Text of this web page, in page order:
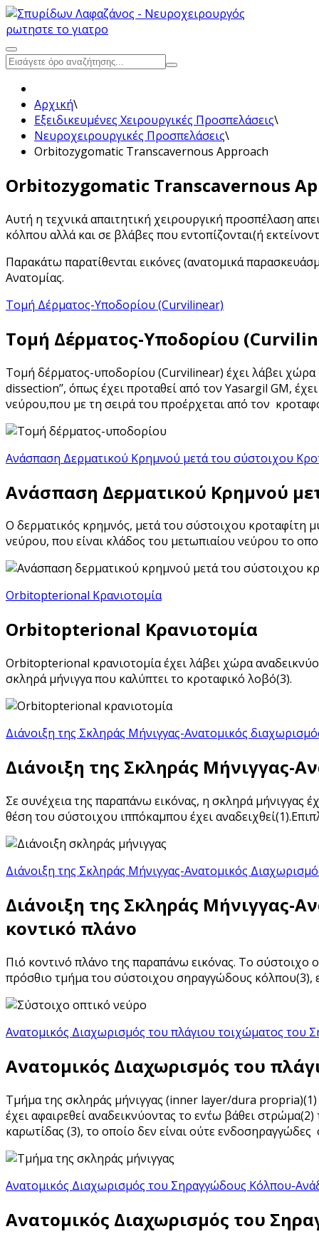
ρωτηστε το γιατρο
Αρχική\
Εξειδικευμένες Χειρουργικές Προσπελάσεις\
Νευροχειρουργικές Προσπελάσεις\
Orbitozygomatic Transcavernous Approach
Orbitozygomatic Transcavernous
Αυτή η τεχνικά απαιτητική χειρουργική προσπέλαση
κόλπου αλλά και σε βλάβες που εντοπίζονται(ή
Παρακάτω παρατίθενται εικόνες (ανατομικά
Ανατομίας.
Τομή Δέρματος-Υποδορίου (Curvilinear)
Τομή Δέρματος-Υποδορίου
Τομή δέρματος-υποδορίου (Curvilinear) έχει λάβει χώρα
dissection’’, όπως έχει προταθεί από τον Yasargil GM,
νεύρου,που με τη σειρά του προέρχεται από τον
Ανάσπαση Δερματικού Κρημνού μετά του σύστοιχου
Ανάσπαση Δερματικού Κρημνού
Ο δερματικός κρημνός, μετά του σύστοιχου κροταφίτη
νεύρου, που είναι κλάδος του μετωπιαίου νεύρου το
Orbitopterional Κρανιοτομία
Orbitopterional Κρανιοτομία
Orbitopterional κρανιοτομία έχει λάβει χώρα
σκληρά μήνιγγα που καλύπτει το κροταφικό λοβό(3).
Διάνοιξη της Σκληράς Μήνιγγας-Ανατομικός
Διάνοιξη της Σκληράς Μήνιγγας-
Σε συνέχεια της παραπάνω εικόνας, η σκληρά μήνιγγας
θέση του σύστοιχου ιππόκαμπου έχει
Διάνοιξη της Σκληράς Μήνιγγας-Ανατομικός
Διάνοιξη της Σκληράς Μήνιγγας-
κοντικό πλάνο
Πιό κοντινό πλάνο της παραπάνω εικόνας. Το
πρόσθιο τμήμα του σύστοιχου σηραγγώδους κόλπου(3),
Ανατομικός Διαχωρισμός του πλάγιου τοιχώματος του
Ανατομικός Διαχωρισμός του
Τμήμα της σκληράς μήνιγγας (inner layer/dura
έχει αφαιρεθεί αναδεικνύοντας το εν΄τω βάθει
καρωτίδας (3), το οποίο δεν είναι ούτε ενδοσηραγγώδες
Ανατομικός Διαχωρισμός του Σηραγγώδους Κόλπου-
Ανατομικός Διαχωρισμός του